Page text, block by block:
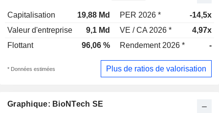
Capitalisation 19,88 Md PER 2026 *
-14,5x
Valeur d'entreprise
9,1 Md VE / CA 2026 *
4,97x
Flottant
96,06 % Rendement 2026 * -
* Données estimées Plus de ratios de valorisation
Graphique: BioNTech SE